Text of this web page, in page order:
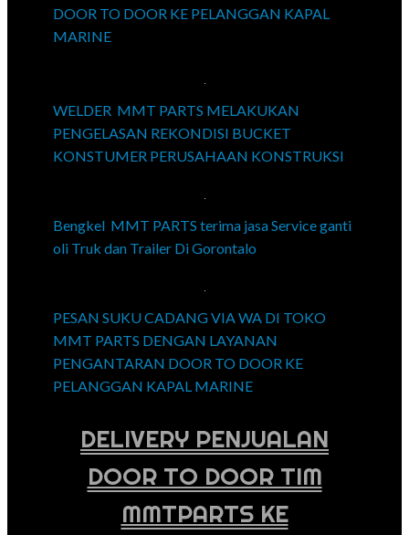
DOOR TO DOOR KE PELANGGAN KAPAL
MARINE
WELDER MMT PARTS MELAKUKAN
PENGELASAN REKONDISI BUCKET
KONSTUMER PERUSAHAAN KONSTRUKSI
Bengkel MMT PARTS terima jasa Service ganti
oli Truk dan Trailer Di Gorontalo
PESAN SUKU CADANG VIA WA DI TOKO
MMT PARTS DENGAN LAYANAN
PENGANTARAN DOOR TO DOOR KE
PELANGGAN KAPAL MARINE
DELIVERY PENJUALAN
DOOR TO DOOR TIM
MMTPARTS KE